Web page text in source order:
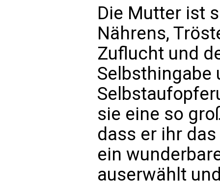
Die Mutter ist
Nährens,
Zuflucht und
Selbsthingabe
sie eine so
dass er ihr das
ein
auserwählt